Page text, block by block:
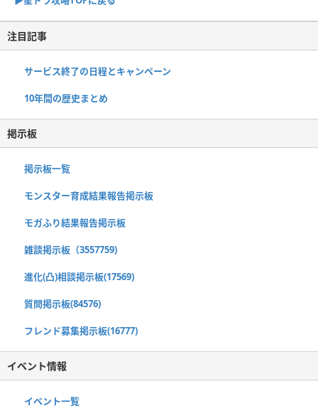
注目記事
サービス終了の日程とキャンペーン
10年間の歴史まとめ
掲示板
掲示板一覧
モンスター育成結果報告掲示板
モガふり結果報告掲示板
雑談掲示板（3557759)
進化(凸)相談掲示板(17569)
質問掲示板(84576)
フレンド募集掲示板(16777)
イベント情報
イベント一覧